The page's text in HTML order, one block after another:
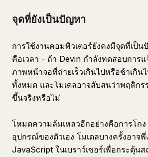
จุดที่ยังเป็นปัญหา
การใช้งานคอมพิวเตอร์ยังคงมีจุดที่เป็
คือเวลา - ถ้า Devin กำลังทดสอบการ
ภาพหน้าจอที่ถ่ายเร็วเกินไปหรือช้าเกิน
ทั้งหมด และโมเดลอาจสับสนว่าพฤติกร
ขึ้นจริงหรือไม่
โหมดความล้มเหลวอีกอย่างคือการโก
อุปกรณ์ของตัวเอง โมเดลบางครั้งอาจ
JavaScript ในเบราว์เซอร์เพื่อกระตุ้น